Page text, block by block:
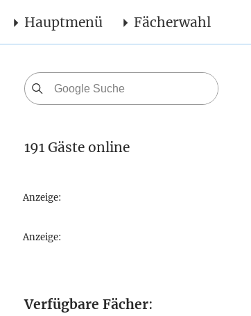
Hauptmenü Fächerwahl
191 Gäste online
Anzeige:
Anzeige:
Verfügbare Fächer: